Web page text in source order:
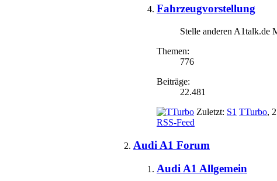
Fahrzeugvorstellung
Stelle anderen A1talk.de
Themen:
776
Beiträge:
22.481
Zuletzt: S1 TTurbo,
RSS-Feed
Audi A1 Forum
Audi A1 Allgemein